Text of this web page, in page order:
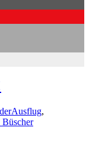
Ausflug,
Büscher